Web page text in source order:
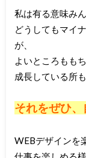
私は有る意味み
どうしてもマイ
が、
よいところもも
成長している所
それをぜひ、
WEBデザインを